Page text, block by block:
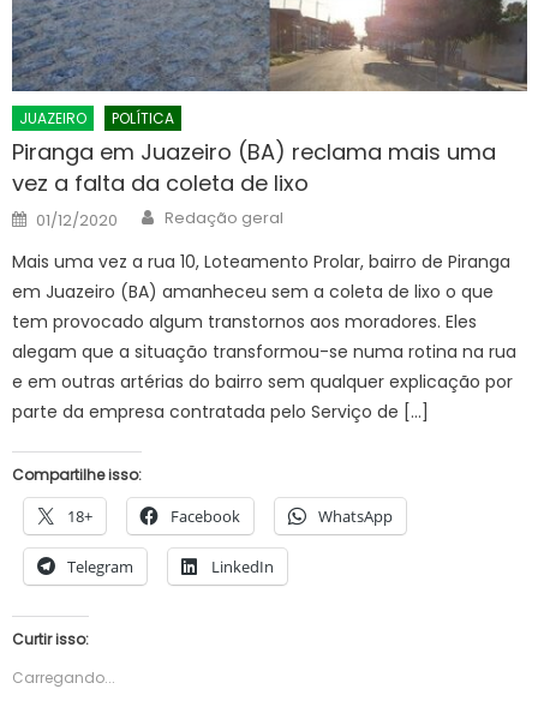
JUAZEIRO POLÍTICA
Piranga em Juazeiro (BA) reclama mais uma
vez a falta da coleta de lixo
Posted
on
01/12/2020 Author
Redação geral
Mais uma vez a rua 10, Loteamento Prolar, bairro de Piranga
em Juazeiro (BA) amanheceu sem a coleta de lixo o que
tem provocado algum transtornos aos moradores. Eles
alegam que a situação transformou-se numa rotina na rua
e em outras artérias do bairro sem qualquer explicação por
parte da empresa contratada pelo Serviço de […]
Compartilhe isso:
18+ Facebook WhatsApp
Telegram LinkedIn
Curtir isso:
Carregando...